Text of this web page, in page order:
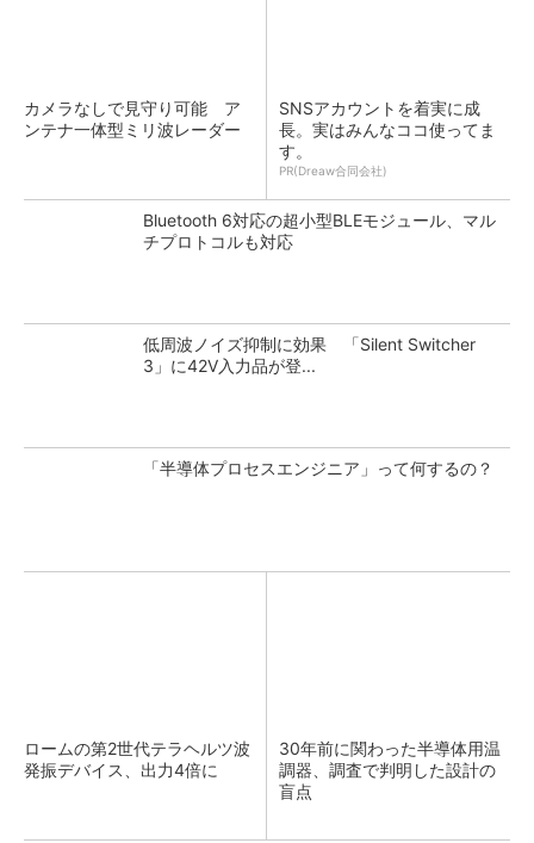
カメラなしで見守り可能 ア
ンテナ一体型ミリ波レーダー
SNSアカウントを着実に成
長。実はみんなココ使ってま
す。
PR(Dreaw合同会社)
Bluetooth 6対応の超小型BLEモジュール、マル
チプロトコルも対応
低周波ノイズ抑制に効果 「Silent Switcher
3」に42V入力品が登...
「半導体プロセスエンジニア」って何するの？
ロームの第2世代テラヘルツ波
発振デバイス、出力4倍に
30年前に関わった半導体用温
調器、調査で判明した設計の
盲点